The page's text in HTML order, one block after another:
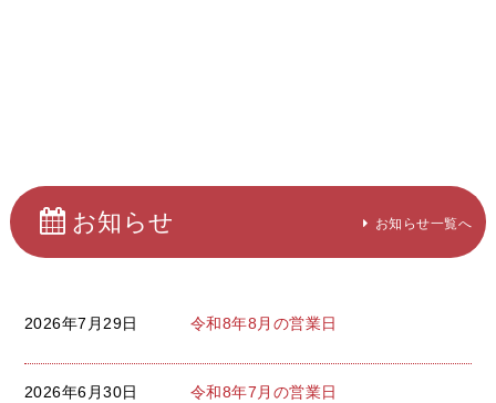
お知らせ お知らせ一覧へ
2026年7月29日 令和8年8月の営業日
2026年6月30日 令和8年7月の営業日